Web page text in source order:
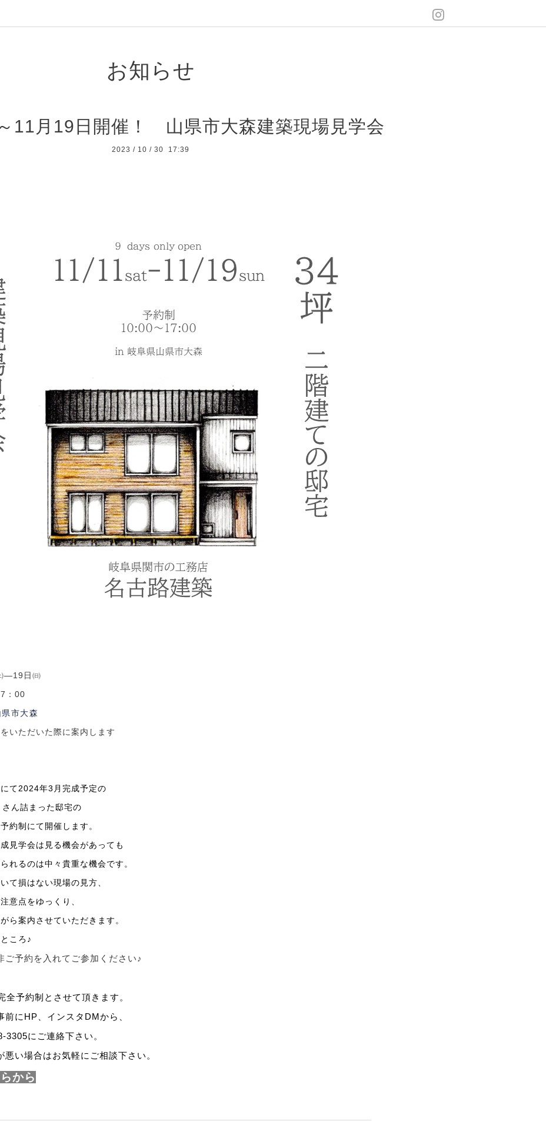
お知らせ
11月19日開催！ 山県市大森建築現場見学会
2023 / 10 / 30 17:39
―19 日㈰
： 00
市大森
いただいた際に案内します
て2024年3 月完成予定の
ん詰まった邸宅の
約制にて開催します。
見学会は見る機会があっても
れるのは中々貴重な機会です。
て損はない現場の見方、
意点をゆっくり、
ら案内させていただきます。
ころ♪
ご予約を入れてご参加ください♪
全予約制とさせて頂きます。
前に HP 、インスタ DM から、
3305にご連絡下さい。
い場合はお気軽にご相談下さい。
から